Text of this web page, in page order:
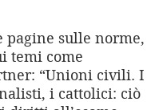
pagine sulle norme,
temi come
“Unioni civili. I
i cattolici: ciò